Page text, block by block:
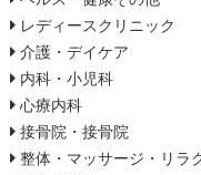
レディースクリニック
介護・デイケア
内科・小児科
心療内科
接骨院・接骨院
整体・マッサージ・リラ